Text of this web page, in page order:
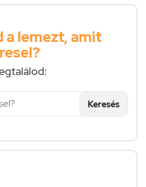
a lemezt, amit
Keresés